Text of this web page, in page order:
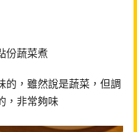
份蔬菜煮
的，雖然說是蔬菜，但調
，非常夠味